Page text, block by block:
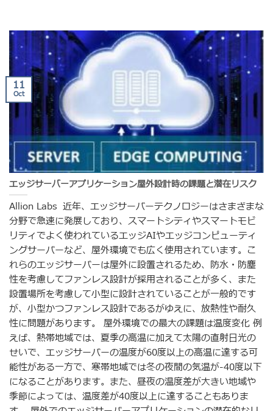
エッジサーバーアプリケーション屋外設計時の課題と潜在リスク
Allion Labs 近年、エッジサーバーテクノロジーはさまざまな
分野で急速に発展しており、スマートシティやスマートモビ
リティでよく使われているエッジAIやエッジコンピューティ
ングサーバーなど、屋外環境でも広く使用されています。こ
れらのエッジサーバーは屋外に設置されるため、防水・防塵
性を考慮してファンレス設計が採用されることが多く、また
設置場所を考慮して小型に設計されていることが一般的です
が、小型かつファンレス設計であるがゆえに、放熱性や耐久
性に問題があります。 屋外環境での最大の課題は温度変化 例
えば、熱帯地域では、夏季の高温に加えて太陽の直射日光の
せいで、エッジサーバーの温度が60度以上の高温に達する可
能性がある一方で、寒帯地域では冬の夜間の気温が-40度以下
になることがあります。また、昼夜の温度差が大きい地域や
季節によっては、温度差が40度以上に達することもありま
11
Oct